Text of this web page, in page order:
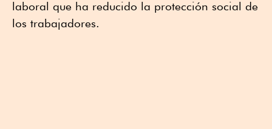
laboral que ha reducido la protección social de
los trabajadores.